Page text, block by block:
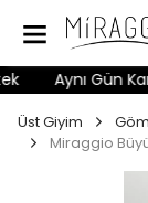
Aynı Gün
Üst Giyim
Miraggio